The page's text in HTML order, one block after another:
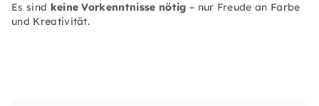
Es sind keine Vorkenntnisse nötig – nur Freude an Farbe
und Kreativität.